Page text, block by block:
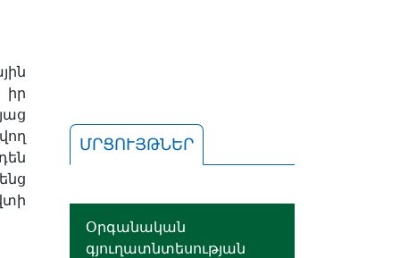
իր
ՄՐՑՈՒՅԹՆԵՐ
Օրգանական
գյուղատնտեսության